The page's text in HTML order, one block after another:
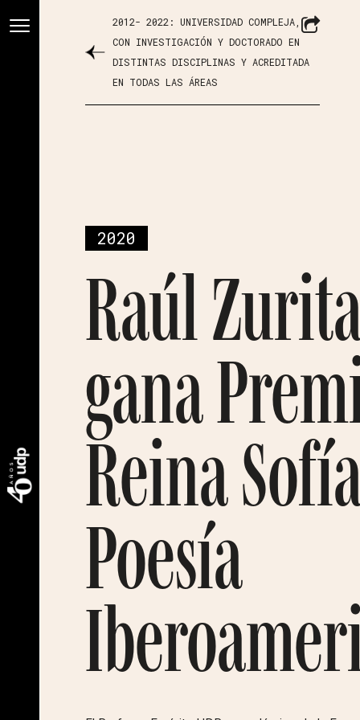
2012- 2022: UNIVERSIDAD COMPLEJA,
CON INVESTIGACIÓN Y DOCTORADO EN
DISTINTAS DISCIPLINAS Y ACREDITADA
EN TODAS LAS ÁREAS
2020
Raúl
gana
Reina
Poesía